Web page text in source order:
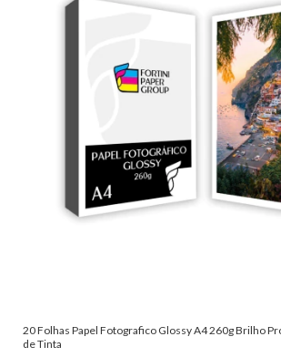
20 Folhas Papel Fotografico Glossy A4 260g Brilho
de Tinta